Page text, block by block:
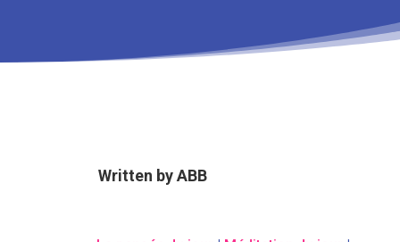
Written byABB